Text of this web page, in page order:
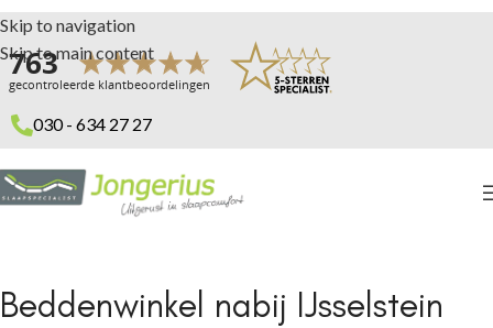
Skip to navigation
Skip to main content
030 - 634 27 27
Beddenwinkel nabij IJsselstein